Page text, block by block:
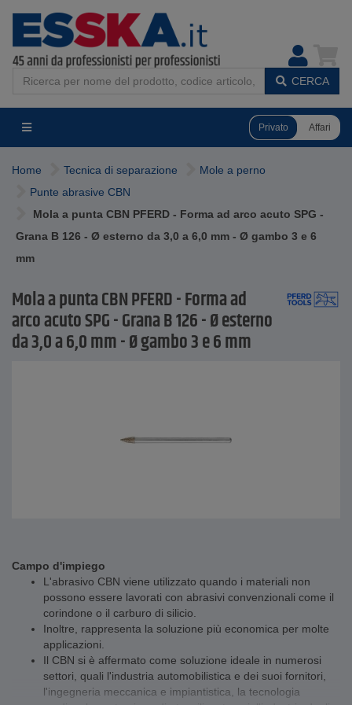
CERCA
Privato Affari
Home Tecnica di separazione
Mole a perno
Punte abrasive CBN
Mola a punta CBN PFERD - Forma ad arco acuto SPG -
Grana B 126 - Ø esterno da 3,0 a 6,0 mm - Ø gambo 3 e 6
mm
Mola a punta CBN PFERD - Forma ad
arco acuto SPG - Grana B 126 - Ø esterno
da 3,0 a 6,0 mm - Ø gambo 3 e 6 mm
Campo d'impiego
L'abrasivo CBN viene utilizzato quando i materiali non
possono essere lavorati con abrasivi convenzionali come il
corindone o il carburo di silicio.
Inoltre, rappresenta la soluzione più economica per molte
applicazioni.
Il CBN si è affermato come soluzione ideale in numerosi
settori, quali l'industria automobilistica e dei suoi fornitori,
l'ingegneria meccanica e impiantistica, la tecnologia